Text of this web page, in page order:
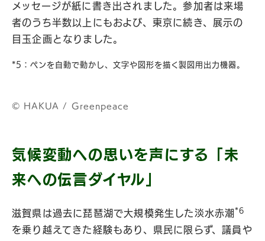
メッセージが紙に書き出されました。参加者は来場
者のうち半数以上にもおよび、東京に続き、展示の
目玉企画となりました。
*5：ペンを自動で動かし、文字や図形を描く製図用出力機器。
©︎ HAKUA / Greenpeace
気候変動への思いを声にする「未
来への伝言ダイヤル」
滋賀県は過去に琵琶湖で大規模発生した淡水赤潮 *6
を乗り越えてきた経験もあり、県民に限らず、議員や